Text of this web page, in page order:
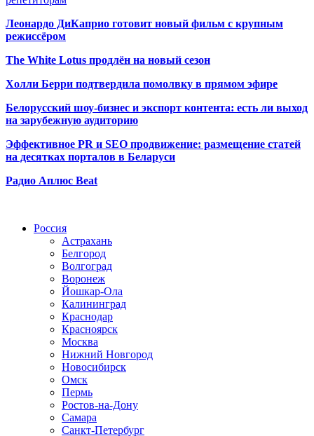
Леонардо ДиКаприо готовит новый фильм с крупным
режиссёром
The White Lotus продлён на новый сезон
Холли Берри подтвердила помолвку в прямом эфире
Белорусский шоу-бизнес и экспорт контента: есть ли выход
на зарубежную аудиторию
Эффективное PR и SEO продвижение: размещение статей
на десятках порталов в Беларуси
Радио Аплюс Beat
Россия
Астрахань
Белгород
Волгоград
Воронеж
Йошкар-Ола
Калининград
Краснодар
Красноярск
Москва
Нижний Новгород
Новосибирск
Омск
Пермь
Ростов-на-Дону
Самара
Санкт-Петербург